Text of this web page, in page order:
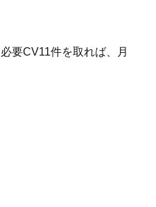
要CV11件を取れば、月